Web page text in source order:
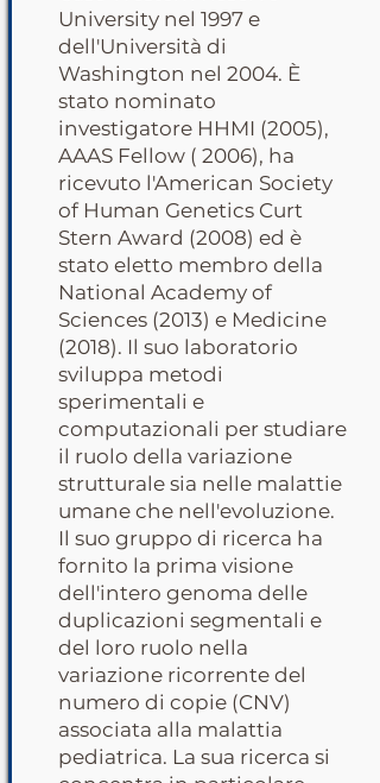
University nel 1997 e
dell'Università di
Washington nel 2004. È
stato nominato
investigatore HHMI (2005),
AAAS Fellow ( 2006), ha
ricevuto l'American Society
of Human Genetics Curt
Stern Award (2008) ed è
stato eletto membro della
National Academy of
Sciences (2013) e Medicine
(2018). Il suo laboratorio
sviluppa metodi
sperimentali e
computazionali per studiare
il ruolo della variazione
strutturale sia nelle malattie
umane che nell'evoluzione.
Il suo gruppo di ricerca ha
fornito la prima visione
dell'intero genoma delle
duplicazioni segmentali e
del loro ruolo nella
variazione ricorrente del
numero di copie (CNV)
associata alla malattia
pediatrica. La sua ricerca si